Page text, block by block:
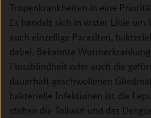
Tropenkrankheiten in eine
Es handelt sich in erster Linie um
auch einzellige Parasiten,
dabei. Bekannte
Flussblindheit oder auch die
dauerhaft geschwollenen
bakterielle Infektionen ist die
stehen die Tollwut und das